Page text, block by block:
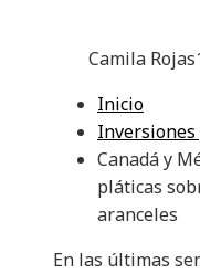
Camila Rojas
Inicio
Inversiones
Canadá y
pláticas
aranceles
En las últimas